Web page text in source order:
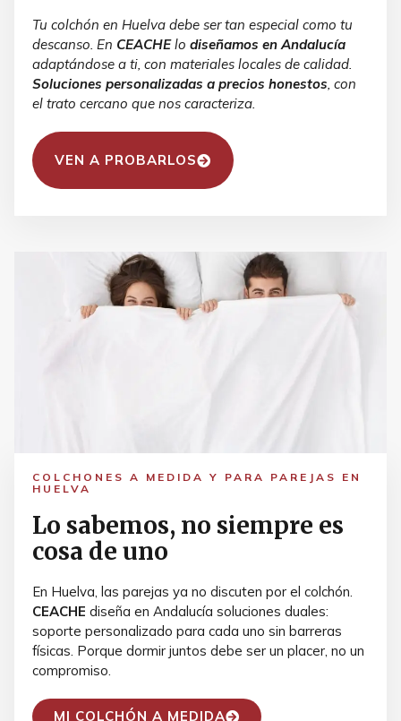
Tu colchón en Huelva debe ser tan especial como tu
descanso. En CEACHElo diseñamos en Andalucía
adaptándose a ti, con materiales locales de calidad.
Soluciones personalizadas a precios honestos, con
el trato cercano que nos caracteriza.
VEN A PROBARLOS
COLCHONES A MEDIDA Y PARA PAREJAS EN
HUELVA
Lo sabemos, no siempre es
cosa de uno
En Huelva, las parejas ya no discuten por el colchón.
CEACHE diseña en Andalucía soluciones duales:
soporte personalizado para cada uno sin barreras
físicas. Porque dormir juntos debe ser un placer, no un
compromiso.
MI COLCHÓN A MEDIDA